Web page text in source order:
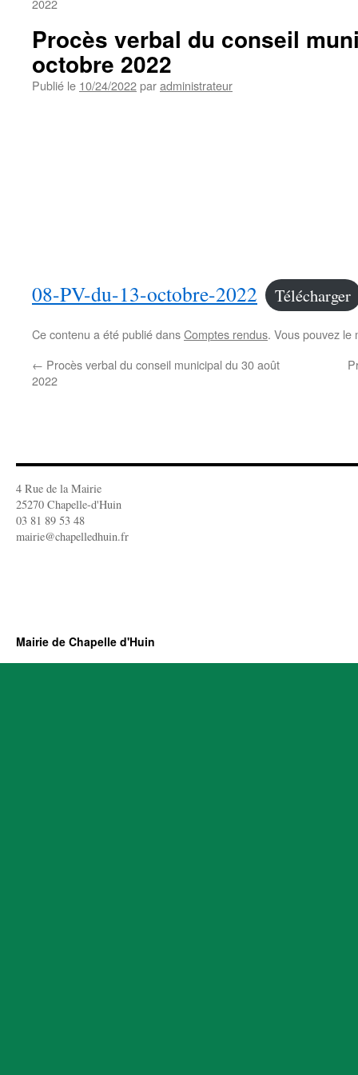
2022
Procès verbal du conseil
octobre 2022
Publié le 10/24/2022paradministrateur
08-PV-du-13-octobre-2022 Télécharger
Ce contenu a été publié dansComptes rendus. Vous pouvez
← Procès verbal du conseil municipal du 30 août
2022
4 Rue de la Mairie
25270 Chapelle-d'Huin
03 81 89 53 48
mairie@chapelledhuin.fr
Mairie de Chapelle d'Huin